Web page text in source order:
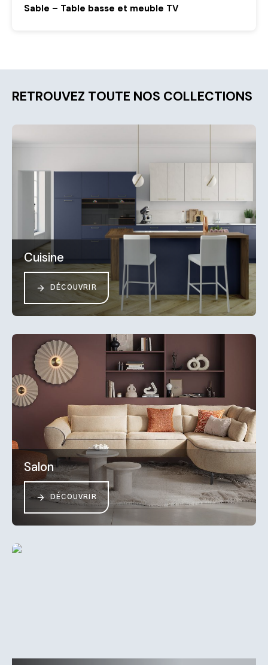
Sable – Table basse et meuble TV
RETROUVEZ TOUTE NOS COLLECTIONS
Cuisine
DÉCOUVRIR
Salon
DÉCOUVRIR